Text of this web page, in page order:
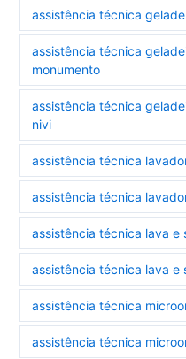
assistência técnica
assistência técnica
monumento
assistência técnica
nivi
assistência técnica
assistência técnica
assistência técnica lava e
assistência técnica lava e
assistência técnica
assistência técnica